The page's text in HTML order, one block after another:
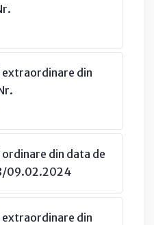
extraordinare din
din data de
09.02.2024
extraordinare din